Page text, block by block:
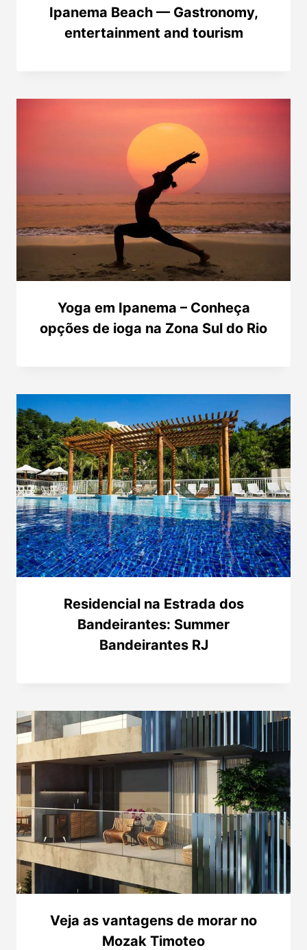
Ipanema Beach — Gastronomy,
entertainment and tourism
Yoga em Ipanema – Conheça
opções de ioga na Zona Sul do Rio
Residencial na Estrada dos
Bandeirantes: Summer
Bandeirantes RJ
Veja as vantagens de morar no
Mozak Timoteo